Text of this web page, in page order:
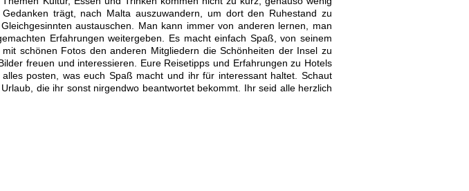
trägt, nach Malta auszuwandern, um dort den Ruhestand zu
austauschen. Man kann immer von anderen lernen, man
Erfahrungen weitergeben. Es macht einfach Spaß, von seinem
schönen Fotos den anderen Mitgliedern die Schönheiten der Insel zu
freuen und interessieren. Eure Reisetipps und Erfahrungen zu Hotels
posten, was euch Spaß macht und ihr für interessant haltet. Schaut
die ihr sonst nirgendwo beantwortet bekommt. Ihr seid alle herzlich